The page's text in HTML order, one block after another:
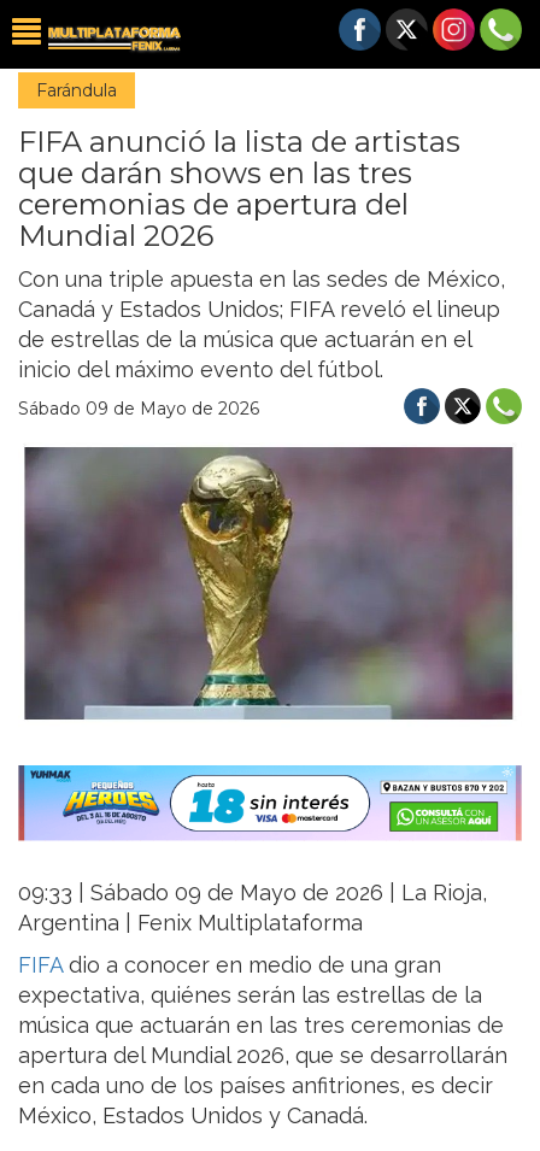
Farándula
FIFA anunció la lista de artistas
que darán shows en las tres
ceremonias de apertura del
Mundial 2026
Con una triple apuesta en las sedes de México,
Canadá y Estados Unidos; FIFA reveló el lineup
de estrellas de la música que actuarán en el
inicio del máximo evento del fútbol.
Sábado 09 de Mayo de 2026
09:33 | Sábado 09 de Mayo de 2026 | La Rioja,
Argentina | Fenix Multiplataforma
FIFAdio a conocer en medio de una gran
expectativa, quiénes serán las estrellas de la
música que actuarán en las tres ceremonias de
apertura del Mundial 2026, que se desarrollarán
en cada uno de los países anfitriones, es decir
México, Estados Unidos y Canadá.